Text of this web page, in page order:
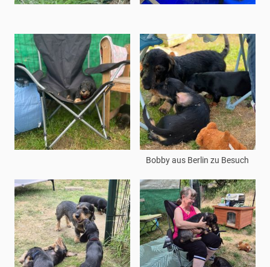
Bobby aus Berlin zu Besuch